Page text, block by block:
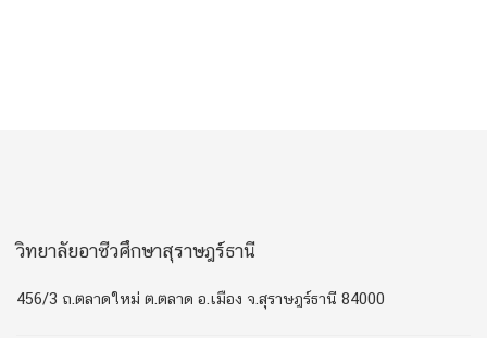
วิทยาลัยอาชีวศึกษาสุราษฎร์ธานี
456/3 ถ.ตลาดใหม่ ต.ตลาด อ.เมือง จ.สุราษฎร์ธานี 84000